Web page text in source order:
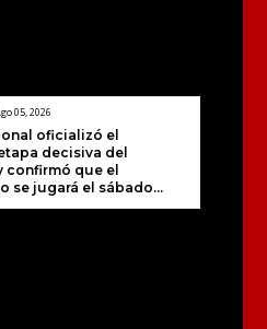
05, 2026
oficializó el
decisiva del
confirmó que el
se jugará el sábado...